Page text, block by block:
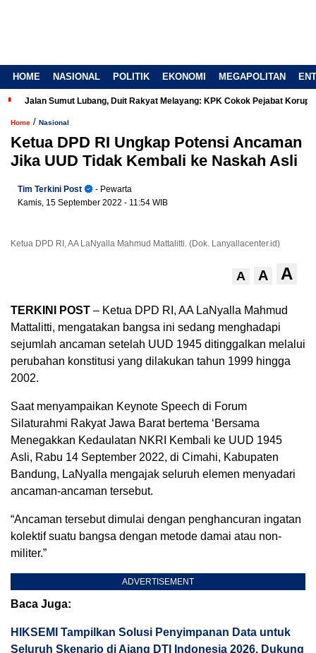
HOME NASIONAL POLITIK EKONOMI MEGAPOLITAN
Jalan Sumut Lubang, Duit Rakyat Melayang: KPK Cokok Pejabat Korup
Home / Nasional
Ketua DPD RI Ungkap Potensi Ancaman
Jika UUD Tidak Kembali ke Naskah Asli
Tim Terkini Post
- Pewarta
Kamis, 15 September 2022 - 11:54 WIB
Ketua DPD RI, AA LaNyalla Mahmud Mattalitti. (Dok. Lanyallacenter.id)
A A A
TERKINI POST – Ketua DPD RI, AA LaNyalla Mahmud
Mattalitti, mengatakan bangsa ini sedang menghadapi
sejumlah ancaman setelah UUD 1945 ditinggalkan melalui
perubahan konstitusi yang dilakukan tahun 1999 hingga
2002.
Saat menyampaikan Keynote Speech di Forum
Silaturahmi Rakyat Jawa Barat bertema ‘Bersama
Menegakkan Kedaulatan NKRI Kembali ke UUD 1945
Asli, Rabu 14 September 2022, di Cimahi, Kabupaten
Bandung, LaNyalla mengajak seluruh elemen menyadari
ancaman-ancaman tersebut.
“Ancaman tersebut dimulai dengan penghancuran ingatan
kolektif suatu bangsa dengan metode damai atau non-
militer.”
ADVERTISEMENT
Baca Juga:
HIKSEMI Tampilkan Solusi Penyimpanan Data untuk
Seluruh Skenario di Ajang DTI Indonesia 2026, Dukung